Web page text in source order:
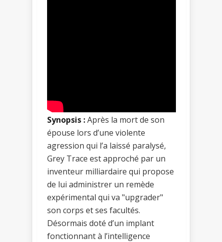
Synopsis :Après la mort de son
épouse lors d’une violente
agression qui l’a laissé paralysé,
Grey Trace est approché par un
inventeur milliardaire qui propose
de lui administrer un remède
expérimental qui va "upgrader"
son corps et ses facultés.
Désormais doté d’un implant
fonctionnant à l’intelligence